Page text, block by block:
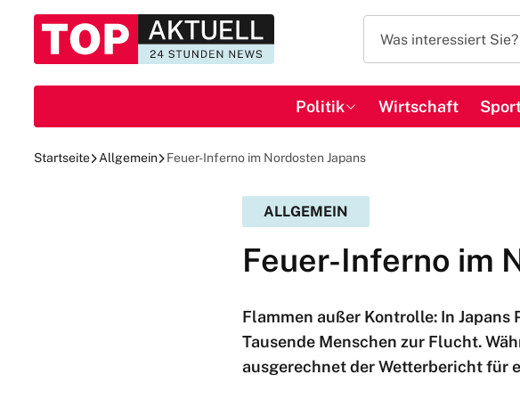
Politik Wirtschaft
Startseite Allgemein Feuer-Inferno im Nordosten Japans
ALLGEMEIN
Feuer-Inferno im
Flammen außer Kontrolle: In
Tausende Menschen zur Flucht.
ausgerechnet der Wetterbericht für